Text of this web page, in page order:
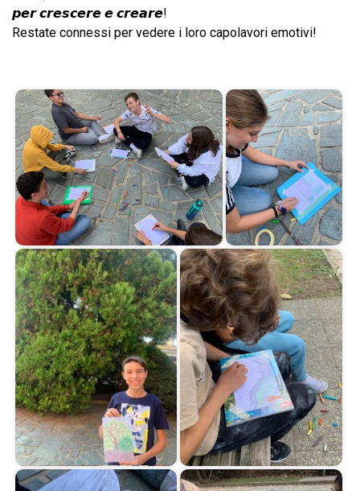
𝙥𝙚𝙧 𝙘𝙧𝙚𝙨𝙘𝙚𝙧𝙚 𝙚 𝙘𝙧𝙚𝙖𝙧𝙚!
​Restate connessi per vedere i loro capolavori emotivi!